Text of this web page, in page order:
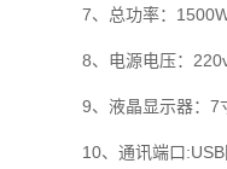
7、总功率：
8、电源电压：
9、液晶显示器：7
10、通讯端口:USB